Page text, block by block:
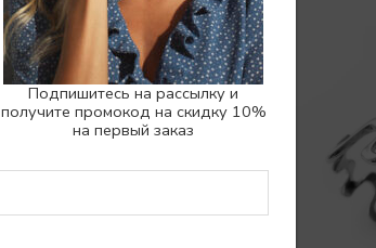
Подпишитесь на рассылку и
получите промокод на скидку 10%
на первый заказ